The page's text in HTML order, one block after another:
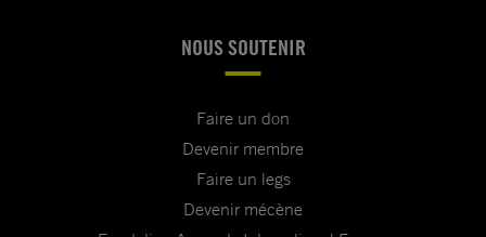
NOUS SOUTENIR
Faire un don
Devenir membre
Faire un legs
Devenir mécène